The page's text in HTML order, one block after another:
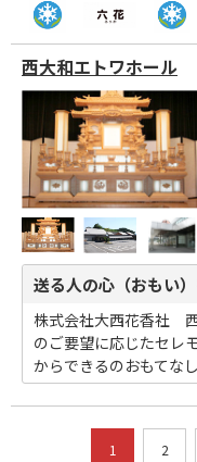
西大和エトワホール
送る人の心（おもい
株式会社大西花香社
のご要望に応じたセレ
からできるのおもてな
1 2